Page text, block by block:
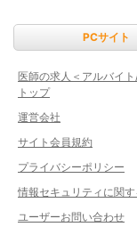
PCサイト
医師の求人＜アルバイ
トップ
運営会社
サイト会員規約
プライバシーポリシー
情報セキュリティに関
ユーザーお問い合わせ